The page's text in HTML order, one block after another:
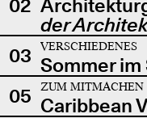
02
der
03
VERSCHIEDENES
Sommer im
05
ZUM MITMACHEN
Caribbean